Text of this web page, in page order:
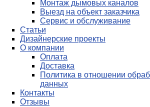
Монтаж дымовых каналов
Выезд на объект заказчика
Сервис и обслуживание
Статьи
Дизайнерские проекты
О компании
Оплата
Доставка
Политика в отношении
данных
Контакты
Отзывы